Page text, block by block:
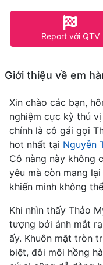
Report với QTV
Giới thiệu về em
Xin chào các bạn,
nghiệm cực kỳ thú
chính là cô gái gọi
hot nhất tại Nguyễn
Cô nàng này không
yêu mà còn mang
khiến mình không
Khi nhìn thấy Thảo
tượng bởi ánh mắt
ấy. Khuôn mặt tròn
biệt, đôi môi hồng